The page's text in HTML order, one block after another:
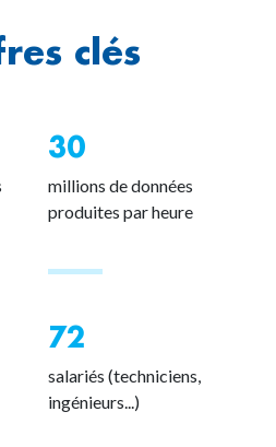
clés
30
millions de données
produites par heure
72
salariés (techniciens,
ingénieurs...)